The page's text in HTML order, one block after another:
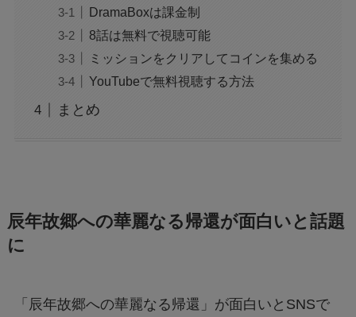
DramaBoxは課金制
8話は無料で視聴可能
ミッションをクリアしてコインを集める
YouTubeで無料視聴する方法
まとめ
辰年故郷への華麗なる帰還が面白いと話題
に
「辰年故郷への華麗なる帰還」が面白いとSNSで